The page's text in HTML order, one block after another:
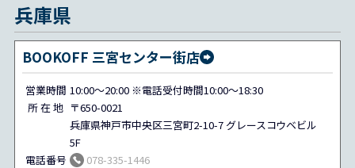
兵庫県
BOOKOFF 三宮センター街店
営業時間 10:00～20:00 ※電話受付時間10:00～18:30
所 在 地 〒650-0021
兵庫県神戸市中央区三宮町2-10-7 グレースコウベビル
5F
電話番号
078-335-1446